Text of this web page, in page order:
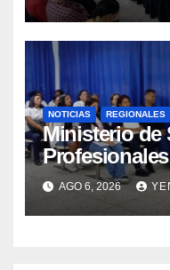
NOTICIAS REGIONALES
Ministerio de
Tuberculosis
AGO 6, 2026